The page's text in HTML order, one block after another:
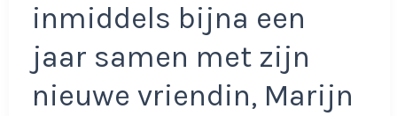
inmiddels bijna een
jaar samen met zijn
nieuwe vriendin, Marijn